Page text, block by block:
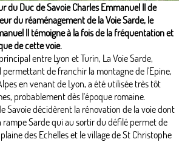
du Duc de Savoie Charles Emmanuel II de
du réaménagement de la Voie Sarde, le
II témoigne à la fois de la fréquentation et
de cette voie.
entre Lyon et Turin, La Voie Sarde,
de franchir la montagne de l'Epine,
en venant de Lyon, a été utilisée très tôt
probablement dès l'époque romaine.
Savoie décidèrent la rénovation de la voie dont
rampe Sarde qui au sortir du défilé permet de
des Echelles et le village de St Christophe